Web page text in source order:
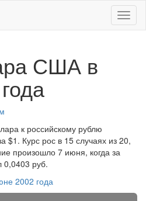
Меню
США в
к российскому рублю
$1. Курс рос в 15 случаях из 20,
произошло 7 июня, когда за
0,0403 руб.
2002 года